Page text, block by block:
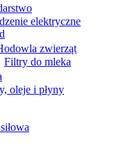
elektryczne
zwierząt
Filtry do mleka
oleje i płyny